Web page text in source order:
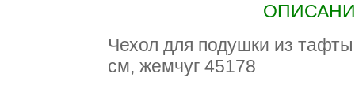
Чехол для подушки из
см, жемчуг 45178